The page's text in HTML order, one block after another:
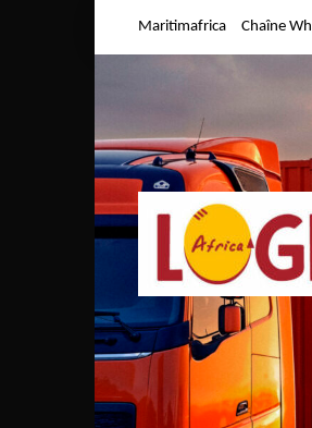
Maritimafrica Chaîne